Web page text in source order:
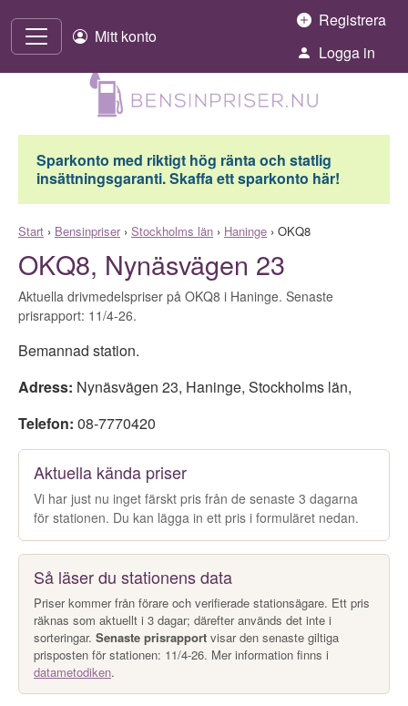
Mitt konto
Registrera
Logga in
Sparkonto med riktigt hög ränta och statlig
insättningsgaranti. Skaffa ett sparkonto här!
Start › Bensinpriser› Stockholms län › Haninge › OKQ8
OKQ8, Nynäsvägen 23
Aktuella drivmedelspriser på OKQ8 i Haninge. Senaste
prisrapport: 11/4-26.
Bemannad station.
Adress: Nynäsvägen 23, Haninge, Stockholms län,
Telefon: 08-7770420
Aktuella kända priser
Vi har just nu inget färskt pris från de senaste 3 dagarna
för stationen. Du kan lägga in ett pris i formuläret nedan.
Så läser du stationens data
Priser kommer från förare och verifierade stationsägare. Ett pris
räknas som aktuellt i 3 dagar; därefter används det inte i
sorteringar. Senaste prisrapport visar den senaste giltiga
prisposten för stationen: 11/4-26. Mer information finns i
datametodiken.